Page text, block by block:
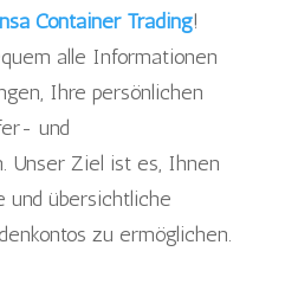
Container Trading!
alle Informationen
Ihre persönlichen
und
Unser Ziel ist es, Ihnen
und übersichtliche
zu ermöglichen.